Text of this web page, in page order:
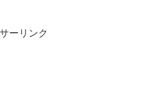
ーリンク